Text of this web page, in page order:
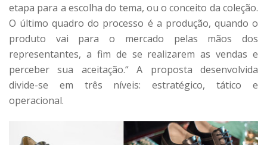
etapa para a escolha do tema, ou o conceito da coleção.
O último quadro do processo é a produção, quando o
produto vai para o mercado pelas mãos dos
representantes, a fim de se realizarem as vendas e
perceber sua aceitação.“ A proposta desenvolvida
divide-se em três níveis: estratégico, tático e
operacional.